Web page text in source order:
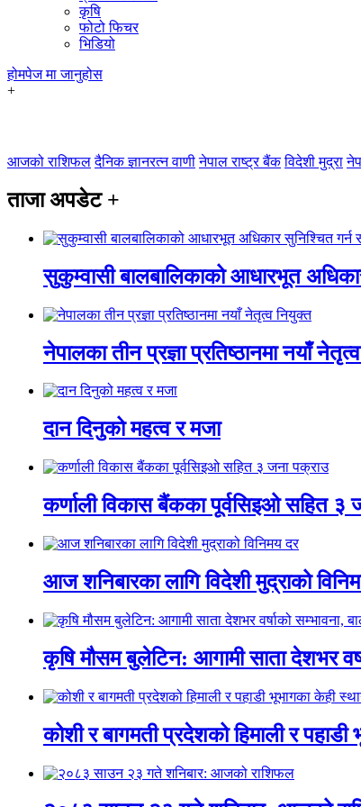
कृषि
फोटो फिचर
भिडियो
होमपेज मा जानुहोस
+
आजको राशिफल दैनिक ज्ञानरत्न वाणी नेपाल राष्ट्र बैंक विदेशी मुद्रा
ताजा अपडेट +
सुकुम्वासी बालबालिकाको आधारभूत
नेपालका तीन प्रज्ञा प्रतिष्ठानमा नयाँ
दान दिनुको महत्व र मजा
कर्णाली विकास बैंकका पूर्वसिइओ सहित ३
आज शनिबारका लागि विदेशी मुद्राको
कृषि मौसम बुलेटिन: आगामी साता देशभर
कोशी र बागमती प्रदेशको हिमाली र पहाडी